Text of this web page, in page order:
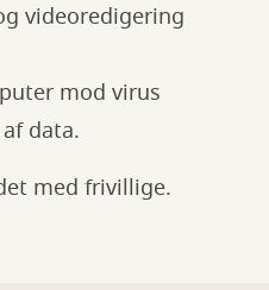
videoredigering
mod virus
data.
med frivillige.